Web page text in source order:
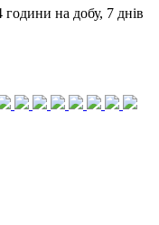
години на добу, 7 днів